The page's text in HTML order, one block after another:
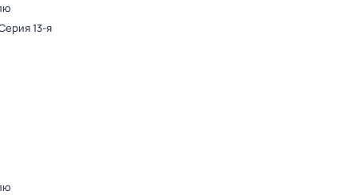
13-я